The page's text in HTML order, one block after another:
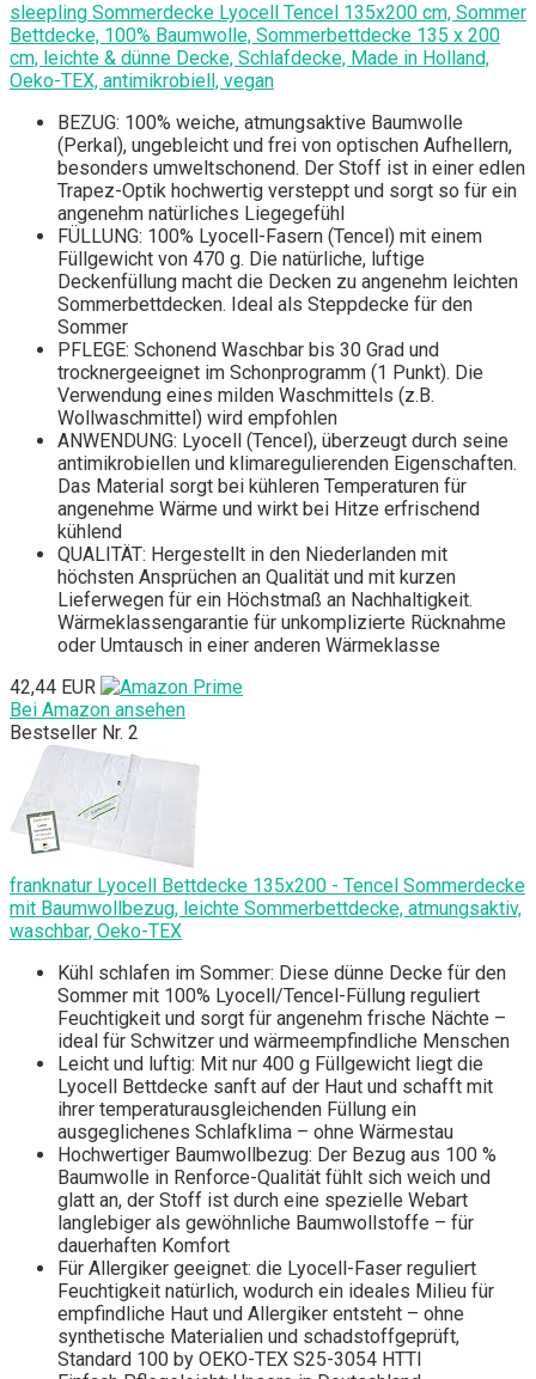
sleepling Sommerdecke Lyocell Tencel 135x200 cm, Sommer
Bettdecke, 100% Baumwolle, Sommerbettdecke 135 x 200
cm, leichte & dünne Decke, Schlafdecke, Made in Holland,
Oeko-TEX, antimikrobiell, vegan
BEZUG: 100% weiche, atmungsaktive Baumwolle
(Perkal), ungebleicht und frei von optischen Aufhellern,
besonders umweltschonend. Der Stoff ist in einer edlen
Trapez-Optik hochwertig versteppt und sorgt so für ein
angenehm natürliches Liegegefühl
FÜLLUNG: 100% Lyocell-Fasern (Tencel) mit einem
Füllgewicht von 470 g. Die natürliche, luftige
Deckenfüllung macht die Decken zu angenehm leichten
Sommerbettdecken. Ideal als Steppdecke für den
Sommer
PFLEGE: Schonend Waschbar bis 30 Grad und
trocknergeeignet im Schonprogramm (1 Punkt). Die
Verwendung eines milden Waschmittels (z.B.
Wollwaschmittel) wird empfohlen
ANWENDUNG: Lyocell (Tencel), überzeugt durch seine
antimikrobiellen und klimaregulierenden Eigenschaften.
Das Material sorgt bei kühleren Temperaturen für
angenehme Wärme und wirkt bei Hitze erfrischend
kühlend
QUALITÄT: Hergestellt in den Niederlanden mit
höchsten Ansprüchen an Qualität und mit kurzen
Lieferwegen für ein Höchstmaß an Nachhaltigkeit.
Wärmeklassengarantie für unkomplizierte Rücknahme
oder Umtausch in einer anderen Wärmeklasse
42,44 EUR
Bei Amazon ansehen
Bestseller Nr. 2
franknatur Lyocell Bettdecke 135x200 - Tencel Sommerdecke
mit Baumwollbezug, leichte Sommerbettdecke, atmungsaktiv,
waschbar, Oeko-TEX
Kühl schlafen im Sommer: Diese dünne Decke für den
Sommer mit 100% Lyocell/Tencel-Füllung reguliert
Feuchtigkeit und sorgt für angenehm frische Nächte –
ideal für Schwitzer und wärmeempfindliche Menschen
Leicht und luftig: Mit nur 400 g Füllgewicht liegt die
Lyocell Bettdecke sanft auf der Haut und schafft mit
ihrer temperaturausgleichenden Füllung ein
ausgeglichenes Schlafklima – ohne Wärmestau
Hochwertiger Baumwollbezug: Der Bezug aus 100 %
Baumwolle in Renforce-Qualität fühlt sich weich und
glatt an, der Stoff ist durch eine spezielle Webart
langlebiger als gewöhnliche Baumwollstoffe – für
dauerhaften Komfort
Für Allergiker geeignet: die Lyocell-Faser reguliert
Feuchtigkeit natürlich, wodurch ein ideales Milieu für
empfindliche Haut und Allergiker entsteht – ohne
synthetische Materialien und schadstoffgeprüft,
Standard 100 by OEKO-TEX S25-3054 HTTI